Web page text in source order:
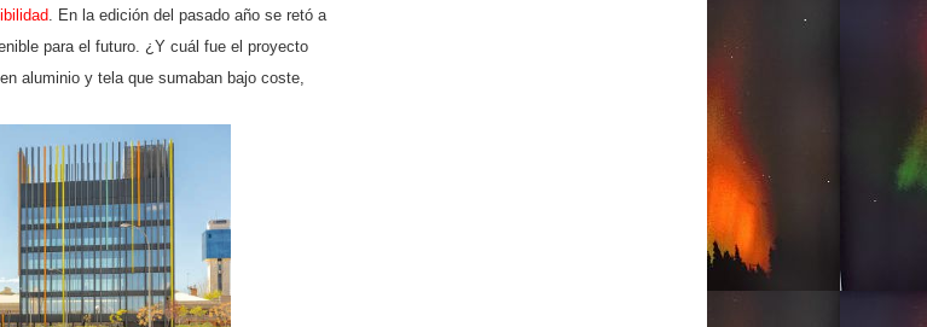
. En la edición del pasado año se retó a
para el futuro. ¿Y cuál fue el proyecto
aluminio y tela que sumaban bajo coste,